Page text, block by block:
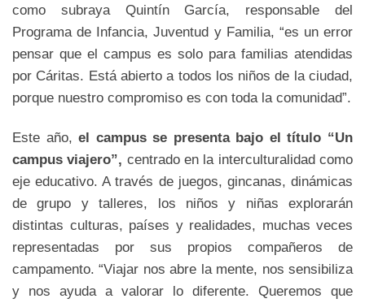
como subraya Quintín García, responsable del
Programa de Infancia, Juventud y Familia, “es un error
pensar que el campus es solo para familias atendidas
por Cáritas. Está abierto a todos los niños de la ciudad,
porque nuestro compromiso es con toda la comunidad”.
Este año,el campus se presenta bajo el título “Un
campus viajero”, centrado en la interculturalidad como
eje educativo. A través de juegos, gincanas, dinámicas
de grupo y talleres, los niños y niñas explorarán
distintas culturas, países y realidades, muchas veces
representadas por sus propios compañeros de
campamento. “Viajar nos abre la mente, nos sensibiliza
y nos ayuda a valorar lo diferente. Queremos que